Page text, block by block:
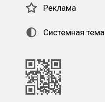
Реклама
Системная тема